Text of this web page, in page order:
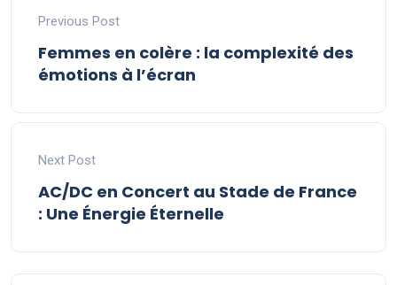
Previous Post
Femmes en colère : la complexité des
émotions à l’écran
Next Post
AC/DC en Concert au Stade de France
: Une Énergie Éternelle